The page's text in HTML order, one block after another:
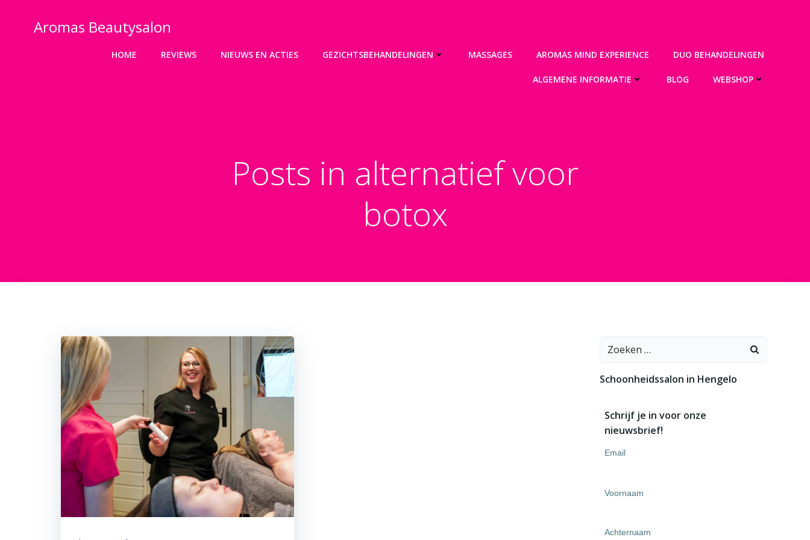
Aromas Beautysalon
HOME REVIEWS NIEUWS EN ACTIES GEZICHTSBEHANDELINGEN MASSAGES AROMAS MIND EXPERIENCE DUO BEHANDELINGEN
ALGEMENE INFORMATIE BLOG WEBSHOP
Posts in alternatief voor
botox
Zoeken
Schoonheidssalon in Hengelo
Schrijf je in voor onze
nieuwsbrief!
Email
Voornaam
Achternaam